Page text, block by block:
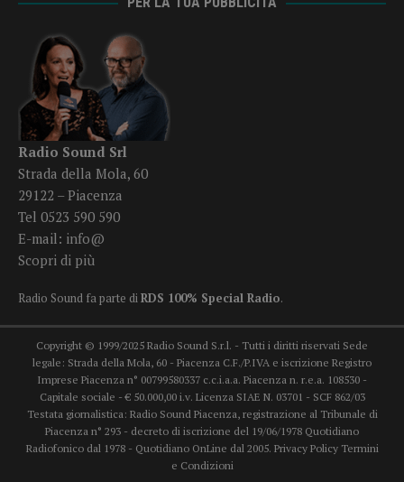
Radio Sound Srl
Strada della Mola, 60
29122 – Piacenza
Tel 0523 590 590
E-mail: info@
Scopri di più
Radio Sound fa parte diRDS 100% Special Radio.
Copyright © 1999/2025 Radio Sound S.r.l. - Tutti i diritti riservati Sede
legale: Strada della Mola, 60 - Piacenza C.F./P.IVA e iscrizione Registro
Imprese Piacenza n° 00799580337 c.c.i.a.a. Piacenza n. r.e.a. 108530 -
Capitale sociale - € 50.000,00 i.v. Licenza SIAE N. 03701 - SCF 862/03
Testata giornalistica: Radio Sound Piacenza, registrazione al Tribunale di
Piacenza n° 293 - decreto di iscrizione del 19/06/1978 Quotidiano
Radiofonico dal 1978 - Quotidiano OnLine dal 2005. Privacy Policy Termini
e Condizioni